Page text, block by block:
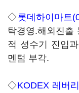
◇롯데하이마트
탁경영.해외진출
적 성수기 진입
멘텀 부각.
◇KODEX 레버